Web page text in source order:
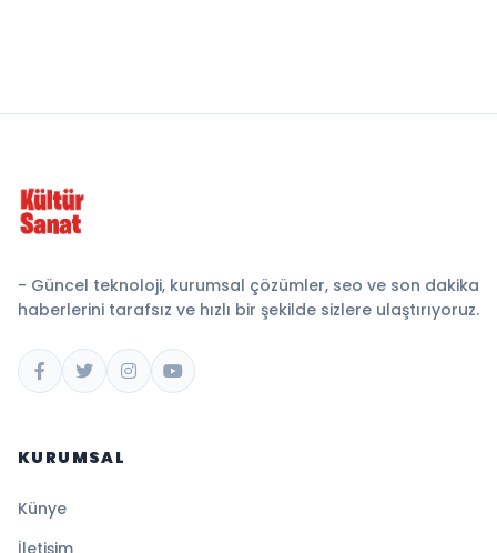
- Güncel teknoloji, kurumsal çözümler, seo ve son dakika
haberlerini tarafsız ve hızlı bir şekilde sizlere ulaştırıyoruz.
KURUMSAL
Künye
İletişim